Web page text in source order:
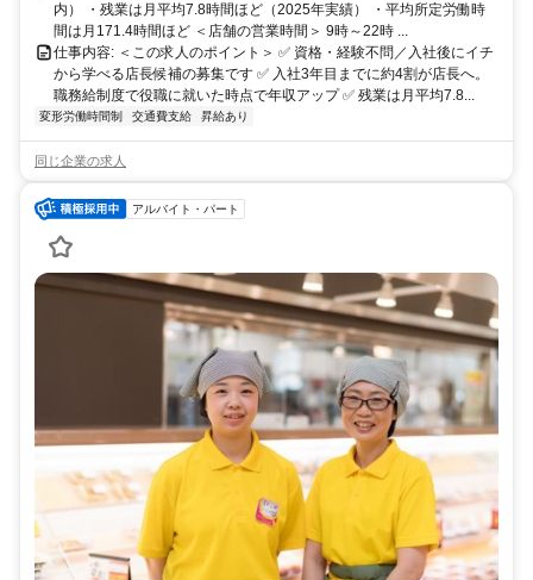
内） ・残業は月平均7.8時間ほど（2025年実績） ・平均所定労働時
間は月171.4時間ほど ＜店舗の営業時間＞ 9時～22時 ...
仕事内容: ＜この求人のポイント＞ ✅ 資格・経験不問／入社後にイチ
から学べる店長候補の募集です ✅ 入社3年目までに約4割が店長へ。
職務給制度で役職に就いた時点で年収アップ ✅ 残業は月平均7.8...
変形労働時間制 交通費支給 昇給あり
同じ企業の求人
アルバイト・パート